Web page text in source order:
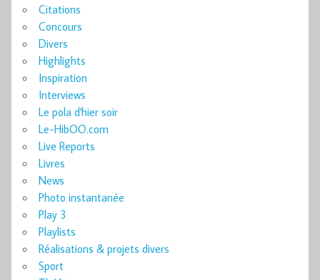
Citations
Concours
Divers
Highlights
Inspiration
Interviews
Le pola d'hier soir
Le-HibOO.com
Live Reports
Livres
News
Photo instantanée
Play 3
Playlists
Réalisations & projets divers
Sport